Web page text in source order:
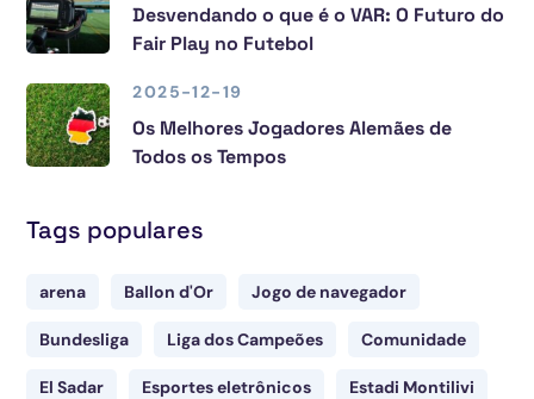
Desvendando o que é o VAR: O Futuro do
Fair Play no Futebol
2025-12-19
Os Melhores Jogadores Alemães de
Todos os Tempos
Tags populares
arena Ballon d'Or Jogo de navegador
Bundesliga Liga dos Campeões Comunidade
El Sadar Esportes eletrônicos Estadi Montilivi